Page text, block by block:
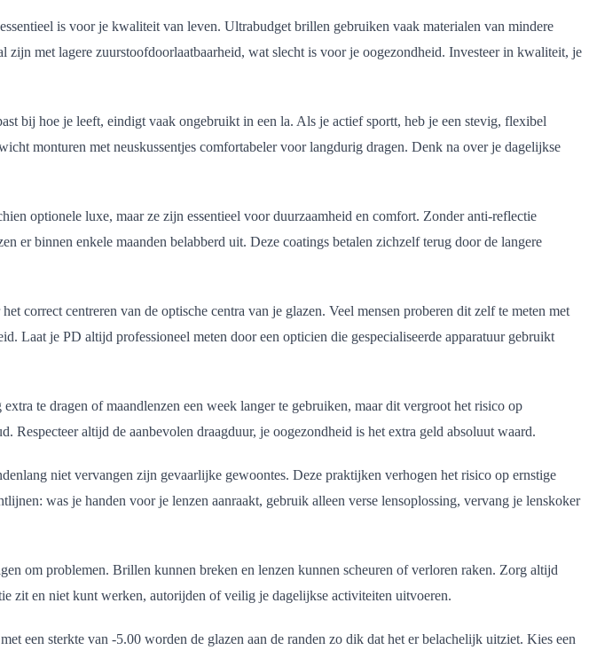
is voor je kwaliteit van leven. Ultrabudget brillen gebruiken vaak materialen van mindere
met lagere zuurstoofdoorlaatbaarheid, wat slecht is voor je oogezondheid. Investeer in kwaliteit, je
bij hoe je leeft, eindigt vaak ongebruikt in een la. Als je actief sportt, heb je een stevig, flexibel
monturen met neuskussentjes comfortabeler voor langdurig dragen. Denk na over je dagelijkse
optionele luxe, maar ze zijn essentieel voor duurzaamheid en comfort. Zonder anti-reflectie
er binnen enkele maanden belabberd uit. Deze coatings betalen zichzelf terug door de langere
correct centreren van de optische centra van je glazen. Veel mensen proberen dit zelf te meten met
Laat je PD altijd professioneel meten door een opticien die gespecialiseerde apparatuur gebruikt
te dragen of maandlenzen een week langer te gebruiken, maar dit vergroot het risico op
altijd de aanbevolen draagduur, je oogezondheid is het extra geld absoluut waard.
niet vervangen zijn gevaarlijke gewoontes. Deze praktijken verhogen het risico op ernstige
was je handen voor je lenzen aanraakt, gebruik alleen verse lensoplossing, vervang je lenskoker
om problemen. Brillen kunnen breken en lenzen kunnen scheuren of verloren raken. Zorg altijd
zit en niet kunt werken, autorijden of veilig je dagelijkse activiteiten uitvoeren.
een sterkte van -5.00 worden de glazen aan de randen zo dik dat het er belachelijk uitziet. Kies een